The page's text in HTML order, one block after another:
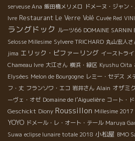
serveuse Ana 飯田橋メリメロ ドメーヌ・ジャン
Ivre Restaurant Le Verre Volé Cuvée Red
ラングドック ルーツ66 DOMAINE SARNIN
Selosse Millesime Sylvere TRICHARD 丸山宏人さ
jima エリック・ピファーリング イーストラ
Chameau Ivre 大江さん 横浜・緑区 Kyushu Oita
Elysées Melon de Bourgogne レミー・セデス メ
フ・丈 フランソワ・エコ 岩井さん Alain オザミ
ーヴェ・オゼ Domaine de l’Aiguelière コート・
Geschickt Diony Roussillon Millesime 2017
YOYO ドメール・レ・オート・テール Maruya
Suwa eclipse lunaire totale 2018 小松屋 BMO